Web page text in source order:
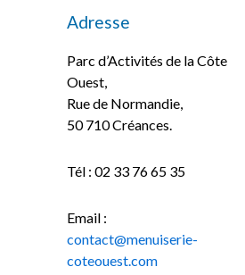
Adresse
Parc d’Activités de la Côte
Ouest,
Rue de Normandie,
50 710 Créances.
Tél : 02 33 76 65 35
Email :
contact@menuiserie-
coteouest.com